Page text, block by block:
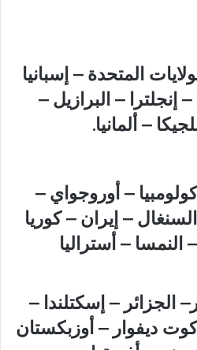
المتحدة – إسبانيا
إنجلترا – البرازيل –
– ألمانيا.
– أوروجواي –
– إيران – كوريا
النمسا – أستراليا
الجزائر – إسكتلندا –
ديفوار – أوزبكستان